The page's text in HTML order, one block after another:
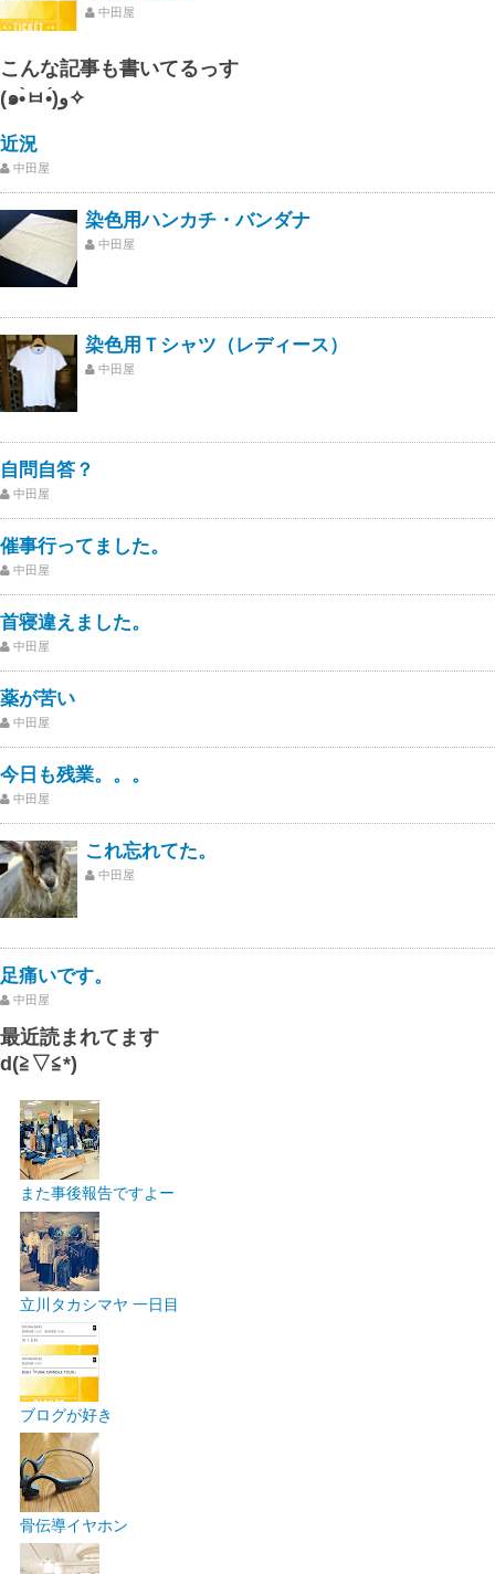
中田屋
こんな記事も書いてるっす
(๑•̀ㅂ•́)و✧
近況
中田屋
染色用ハンカチ・バンダナ
中田屋
染色用Ｔシャツ（レディース）
中田屋
自問自答？
中田屋
催事行ってました。
中田屋
首寝違えました。
中田屋
薬が苦い
中田屋
今日も残業。。。
中田屋
これ忘れてた。
中田屋
足痛いです。
中田屋
最近読まれてます
d(≧▽≦*)
また事後報告ですよー
立川タカシマヤ 一日目
ブログが好き
骨伝導イヤホン